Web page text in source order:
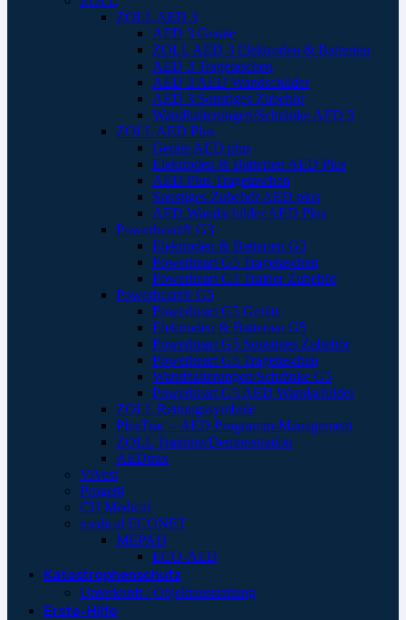
ZOLL AED 3
AED 3 Geräte
ZOLL AED 3 Elektroden & Batterien
AED 3 Tragetaschen
AED 3 AED Wandschilder
AED 3 Sonstiges Zubehör
Wandhalterungen/Schränke AED 3
ZOLL AED Plus
Geräte AED plus
Elektroden & Batterien AED Plus
AED Plus Tragetaschen
Sonstiges Zubehör AED plus
AED Wandschilder AED Plus
Powerheart® G3
Elektroden & Batterien G3
Powerheart G5 Tragetaschen
Powerheart G3 Trainer Zubehör
Powerheart® G5
Powerheart G5 Geräte
Elektroden & Batterien G5
Powerheart G5 Sonstiges Zubehör
Powerheart G5 Tragetaschen
Wandhalterungen/Schränke G5
Powerheart G5 AED Wandschilder
ZOLL Rettungssymbole
PlusTrac – AED Programm-Management
ZOLL Training/Demonstration
AEDtrax
ViVest
Progetti
CU Medical
medical ECONET
MEPAD
ECO-AED
Katastrophenschutz
Unterkunft / Objektausstattung
Erste-Hilfe